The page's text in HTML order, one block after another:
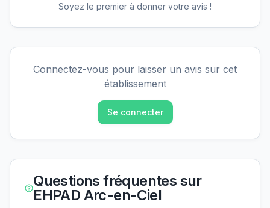
Soyez le premier à donner votre avis !
Connectez-vous pour laisser un avis sur cet
établissement
Se connecter
Questions fréquentes sur
EHPAD Arc-en-Ciel